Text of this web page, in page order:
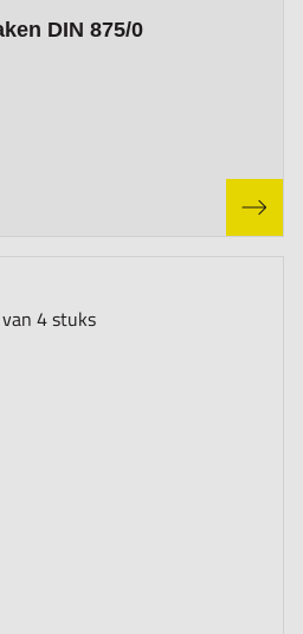
DIN 875/0
options chosen on the product page